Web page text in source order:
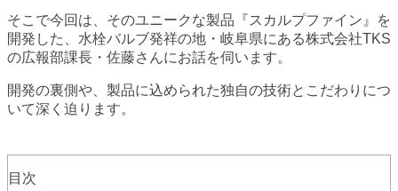
そこで今回は、そのユニークな製品『スカルプファイン』を
開発した、水栓バルブ発祥の地・岐阜県にある株式会社TKS
の広報部課長・佐藤さんにお話を伺います。
開発の裏側や、製品に込められた独自の技術とこだわりにつ
いて深く迫ります。
目次